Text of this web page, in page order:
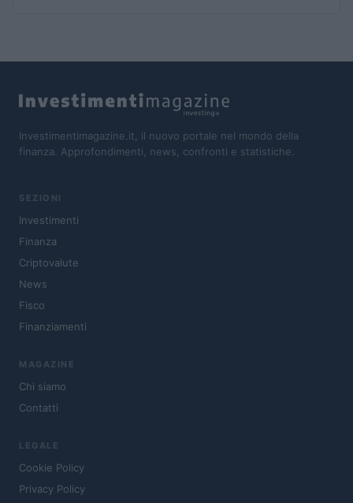
Investimentimagazine.it, il nuovo portale nel mondo della
finanza. Approfondimenti, news, confronti e statistiche.
SEZIONI
Investimenti
Finanza
Criptovalute
News
Fisco
Finanziamenti
MAGAZINE
Chi siamo
Contatti
LEGALE
Cookie Policy
Privacy Policy